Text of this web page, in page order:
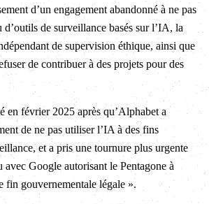
d’un engagement abandonné à ne pas
d’outils de surveillance basés sur l’IA, la
de supervision éthique, ainsi que
de contribuer à des projets pour des
en février 2025 après qu’Alphabet a
de ne pas utiliser l’IA à des fins
et a pris une tournure plus urgente
avec Google autorisant le Pentagone à
fin gouvernementale légale ».